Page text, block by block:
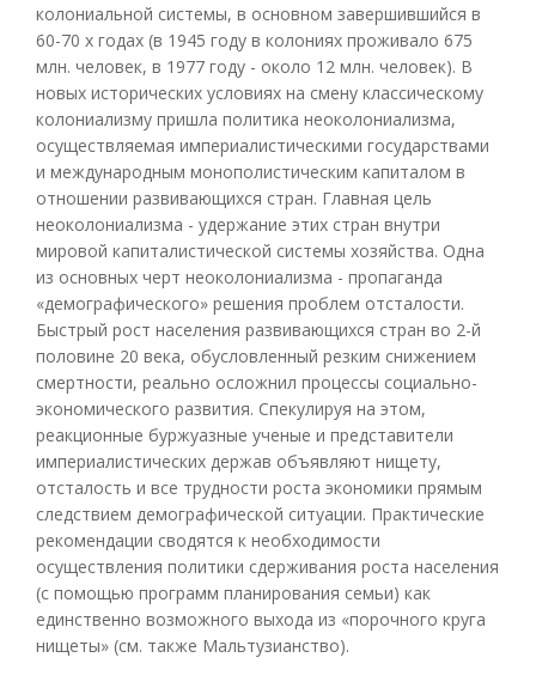
колониальной системы, в основном завершившийся в
60-70 х годах (в 1945 году в колониях проживало 675
млн. человек, в 1977 году - около 12 млн. человек). В
новых исторических условиях на смену классическому
колониализму пришла политика неоколониализма,
осуществляемая империалистическими государствами
и международным монополистическим капиталом в
отношении развивающихся стран. Главная цель
неоколониализма - удержание этих стран внутри
мировой капиталистической системы хозяйства. Одна
из основных черт неоколониализма - пропаганда
«демографического» решения проблем отсталости.
Быстрый рост населения развивающихся стран во 2-й
половине 20 века, обусловленный резким снижением
смертности, реально осложнил процессы социально-
экономического развития. Спекулируя на этом,
реакционные буржуазные ученые и представители
империалистических держав объявляют нищету,
отсталость и все трудности роста экономики прямым
следствием демографической ситуации. Практические
рекомендации сводятся к необходимости
осуществления политики сдерживания роста населения
(с помощью программ планирования семьи) как
единственно возможного выхода из «порочного круга
нищеты» (см. также Мальтузианство).